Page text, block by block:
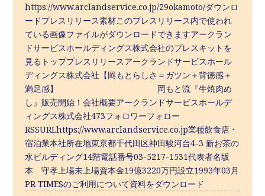
https://www.arclandservice.co.jp/29okamoto/ダウンロ
ードプレスリリース素材このプレスリリース内で使われ
ている画像ファイルがダウンロードできますアークラン
ドサービスホールディングス株式会社のプレスキットを
見るトッププレスリリースアークランドサービスホール
ディングス株式会社【岡もとらしさ＝ガツン＋背徳感＋
満足感】 岡もと流『牛焼肉め
し』販売開始！会社概要アークランドサービスホールデ
ィングス株式会社473フォロワーフォロー
RSSURLhttps://www.arclandservice.co.jp業種飲食店・
宿泊業本社所在地東京都千代田区神田駿河台4-3 新お茶の
水ビルディング14階電話番号03-5217-1531代表者名坂
本 守孝上場未上場資本金19億3220万円設立1993年03月
PR TIMESのご利用について資料をダウンロード